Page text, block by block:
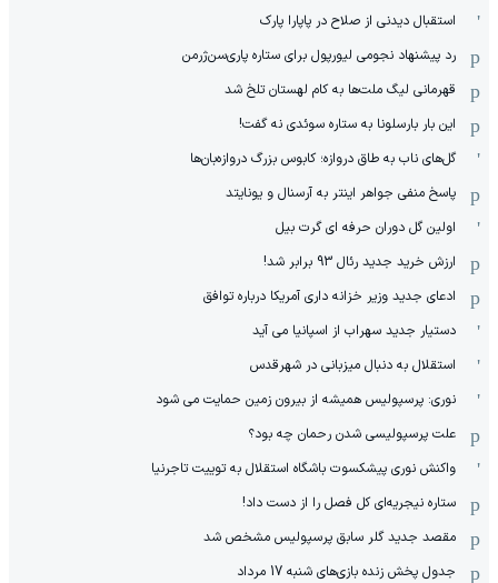
استقبال دیدنی از صلاح در پاپارا پارک
رد پیشنهاد نجومی لیورپول برای ستاره پاری‌سن‌ژرمن
قهرمانی لیگ ملت‌ها به کام لهستان تلخ شد
این بار بارسلونا به ستاره سوئدی نه گفت!
گل‌های ناب به طاق دروازه؛ کابوس بزرگ دروازه‌بان‌ها
پاسخ منفی جواهر اینتر به آرسنال و یونایتد
اولین گل دوران حرفه ای گرت بیل
ارزش خرید جدید رئال 93 برابر شد!
ادعای جدید وزیر خزانه داری آمریکا درباره توافق
دستیار جدید سهراب از اسپانیا می آید
استقلال به دنبال میزبانی در شهرقدس
نوری: پرسپولیس همیشه از بیرون زمین حمایت می شود
علت پرسپولیسی شدن رحمان چه بود؟
واکنش نوری پیشکسوت باشگاه استقلال به توییت تاجرنیا
ستاره نیجریه‌ای کل فصل را از دست داد!
مقصد جدید گلر سابق پرسپولیس مشخص شد
جدول پخش زنده بازی‌های شنبه 17 مرداد